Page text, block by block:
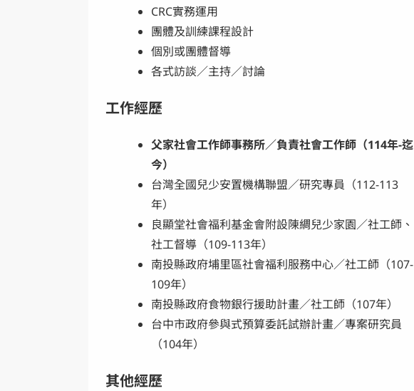
CRC實務運用
團體及訓練課程設計
個別或團體督導
各式訪談／主持／討論
工作經歷
父家社會工作師事務所／負責社會工作師（114年-迄
今）
台灣全國兒少安置機構聯盟／研究專員（112-113
年）
良顯堂社會福利基金會附設陳綢兒少家園／社工師、
社工督導（109-113年）
南投縣政府埔里區社會福利服務中心／社工師（107-
109年）
南投縣政府食物銀行援助計畫／社工師（107年）
台中市政府參與式預算委託試辦計畫／專案研究員
（104年）
其他經歷